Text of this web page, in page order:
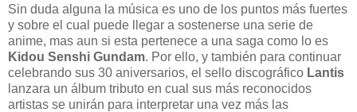
Sin duda alguna la música es uno de los puntos más fuertes
y sobre el cual puede llegar a sostenerse una serie de
anime, mas aun si esta pertenece a una saga como lo es
Kidou Senshi Gundam. Por ello, y también para continuar
celebrando sus 30 aniversarios, el sello discográfico Lantis
lanzara un álbum tributo en cual sus más reconocidos
artistas se unirán para interpretar una vez más las